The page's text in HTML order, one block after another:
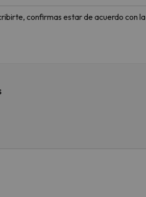
confirmas estar de acuerdo con la